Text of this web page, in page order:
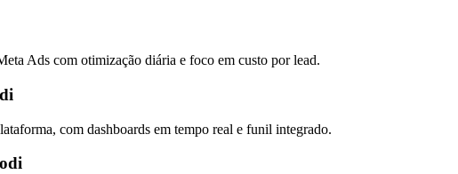
Ads com otimização diária e foco em custo por lead.
com dashboards em tempo real e funil integrado.